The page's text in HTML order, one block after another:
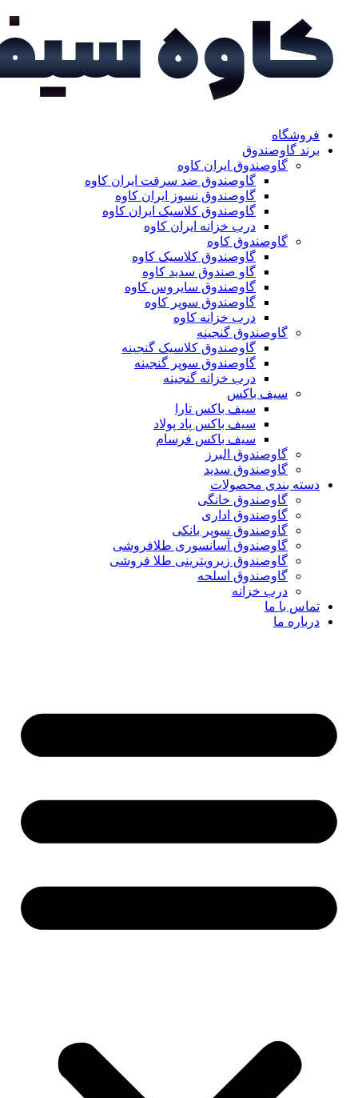
فروشگاه
برند گاوصندوق
گاوصندوق ایران کاوه
گاوصندوق ضد سرقت ایران کاوه
گاوصندوق نسوز ایران کاوه
گاوصندوق کلاسیک ایران کاوه
درب خزانه ایران کاوه
گاوصندوق کاوه
گاوصندوق کلاسیک کاوه
گاو صندوق سدید کاوه
گاوصندوق سایروس کاوه
گاوصندوق سوپر کاوه
درب خزانه کاوه
گاوصندوق گنجینه
گاوصندوق کلاسیک گنجینه
گاوصندوق سوپر گنجینه
درب خزانه گنجینه
سیف باکس
سیف باکس تارا
سیف باکس پاد پولاد
سیف باکس فرسام
گاوصندوق البرز
گاوصندوق سدید
دسته بندی محصولات
گاوصندوق خانگی
گاوصندوق اداری
گاوصندوق سوپر بانکی
گاوصندوق آسانسوری طلافروشی
گاوصندوق زیرویترینی طلا فروشی
گاوصندوق اسلحه
درب خزانه
تماس با ما
درباره ما